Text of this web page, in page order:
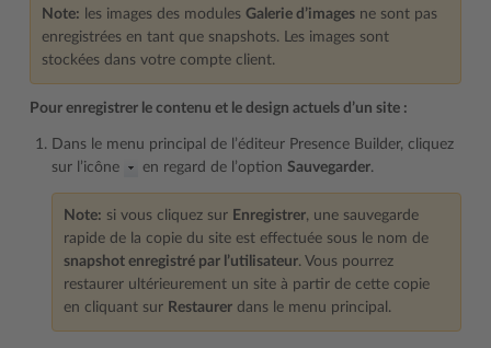
Note: les images des modules Galerie d’images ne sont pas
enregistrées en tant que snapshots. Les images sont
stockées dans votre compte client.
Pour enregistrer le contenu et le design actuels d’un site :
Dans le menu principal de l’éditeur Presence Builder, cliquez
sur l’icône
en regard de l’option Sauvegarder.
Note: si vous cliquez sur Enregistrer, une sauvegarde
rapide de la copie du site est effectuée sous le nom de
snapshot enregistré par l’utilisateur. Vous pourrez
restaurer ultérieurement un site à partir de cette copie
en cliquant sur Restaurer dans le menu principal.